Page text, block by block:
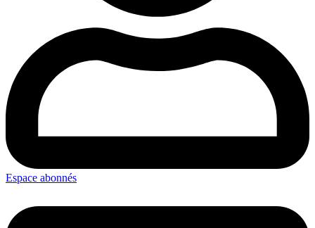
Espace abonnés